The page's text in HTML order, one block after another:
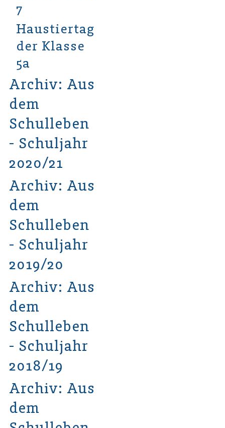
7
Haustiertag
der Klasse
5a
Archiv: Aus
dem
Schulleben
- Schuljahr
2020/21
Archiv: Aus
dem
Schulleben
- Schuljahr
2019/20
Archiv: Aus
dem
Schulleben
- Schuljahr
2018/19
Archiv: Aus
dem